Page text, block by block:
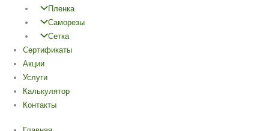
Пленка
Саморезы
Сетка
Cертификаты
Акции
Услуги
Калькулятор
Контакты